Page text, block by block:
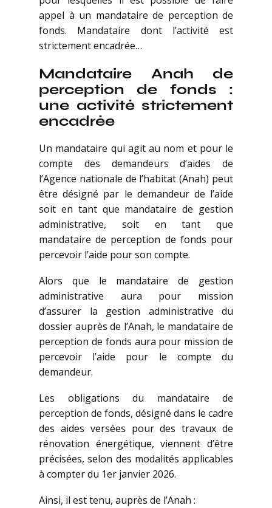
appel à un mandataire de perception de
fonds. Mandataire dont l’activité est
strictement encadrée…
Mandataire Anah de
perception de fonds :
une activité strictement
encadrée
Un mandataire qui agit au nom et pour le
compte des demandeurs d’aides de
l’Agence nationale de l’habitat (Anah) peut
être désigné par le demandeur de l’aide
soit en tant que mandataire de gestion
administrative, soit en tant que
mandataire de perception de fonds pour
percevoir l’aide pour son compte.
Alors que le mandataire de gestion
administrative aura pour mission
d’assurer la gestion administrative du
dossier auprès de l’Anah, le mandataire de
perception de fonds aura pour mission de
percevoir l’aide pour le compte du
demandeur.
Les obligations du mandataire de
perception de fonds, désigné dans le cadre
des aides versées pour des travaux de
rénovation énergétique, viennent d’être
précisées, selon des modalités applicables
à compter du 1er janvier 2026.
Ainsi, il est tenu, auprès de l’Anah :